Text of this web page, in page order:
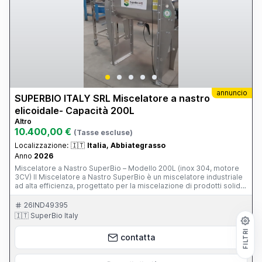
annuncio
SUPERBIO ITALY SRL Miscelatore a nastro
elicoidale- Capacità 200L
Altro
10.400,00 € (Tasse escluse)
Localizzazione: 🇮🇹 Italia, Abbiategrasso
Anno 2026
Miscelatore a Nastro SuperBio – Modello 200L (inox 304, motore
3CV) Il Miscelatore a Nastro SuperBio è un miscelatore industriale
ad alta efficienza, progettato per la miscelazione di prodotti solidi,
granulari o pastosi. Costruito interamente in acciaio inox AISI 304,
garantisce resistenza, igiene e lunga durata, ideale per
applicazioni nei settori chimico, alimentare, farmaceutico e
agroindustriale. Il sistema di miscelazione a doppia elica
controrotante assicura una dispersione rapida e uniforme dei
materiali, ottimizzando tempi di processo e qualità del prodotto
finale. 🔹 Capacità del modello in vendita: 500 litri 🔹 Motore: 3CV ≈
2,2 kW – alta efficienza, bassa manutenzione 🔹 Capacità di gamma:
26IND49395
🇮🇹 SuperBio Italy
contatta FILTRI